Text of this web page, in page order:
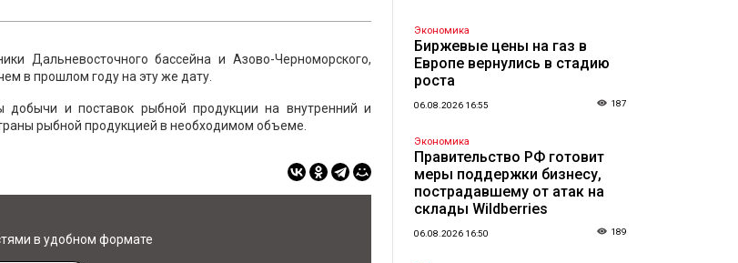
Дальневосточного бассейна и Азово-Черноморского,
в прошлом году на эту же дату.
добычи и поставок рыбной продукции на внутренний и
рыбной продукцией в необходимом объеме.
в удобном формате
Экономика
Биржевые цены на газ в
Европе вернулись в стадию
роста
06.08.2026 16:55 187
Экономика
Правительство РФ готовит
меры поддержки бизнесу,
пострадавшему от атак на
склады Wildberries
06.08.2026 16:50 189